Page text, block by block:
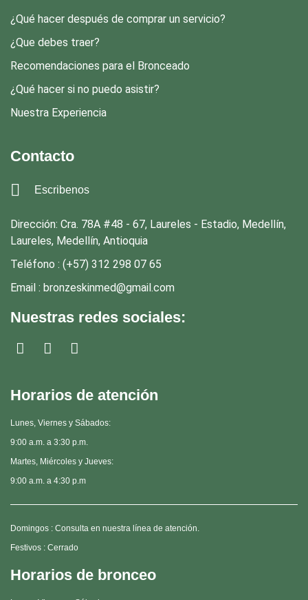
¿Qué hacer después de comprar un servicio?
¿Que debes traer?
Recomendaciones para el Bronceado
¿Qué hacer si no puedo asistir?
Nuestra Experiencia
Contacto
Escribenos
Dirección: Cra. 78A #48 - 67, Laureles - Estadio, Medellín,
Laureles, Medellín, Antioquia
Teléfono : (+57) 312 298 07 65
Email : bronzeskinmed@gmail.com
Nuestras redes sociales:
Horarios de atención
Lunes, Viernes y Sábados:
9:00 a.m. a 3:30 p.m.
Martes, Miércoles y Jueves:
9:00 a.m. a 4:30 p.m
Domingos : Consulta en nuestra línea de atención.
Festivos : Cerrado
Horarios de bronceo